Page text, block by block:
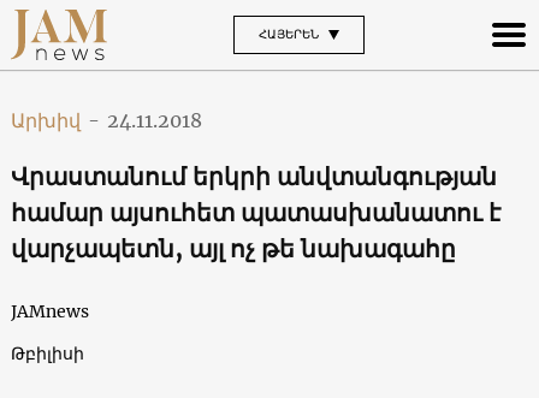
ՀԱՅԵՐԵՆ
Արխիվ - 24.11.2018
Վրաստանում երկրի անվտանգության
համար այսուհետ պատասխանատու է
վարչապետն, այլ ոչ թե նախագահը
JAMnews
Թբիլիսի